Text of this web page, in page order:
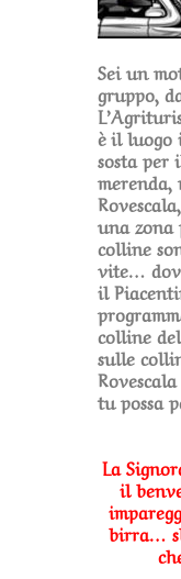
Sei un
gruppo,
è il luogo
sosta per
merenda,
una zona
colline
vite…
il
colline
sulle
tu possa
La
il
birra…